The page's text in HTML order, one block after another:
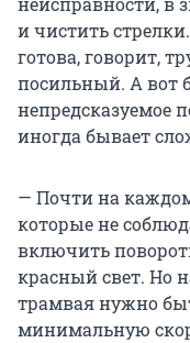
и чистить
готова, говорит,
посильный. А вот
непредсказуемое
иногда бывает
— Почти на каждом
которые не
включить
красный свет. Но
трамвая нужно
минимальную